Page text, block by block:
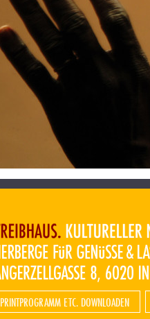
PRINTPROGRAMM ETC. DOWNLOADEN